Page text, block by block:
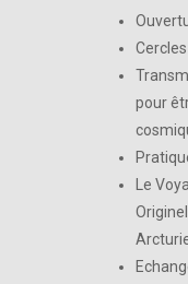
pour
Le